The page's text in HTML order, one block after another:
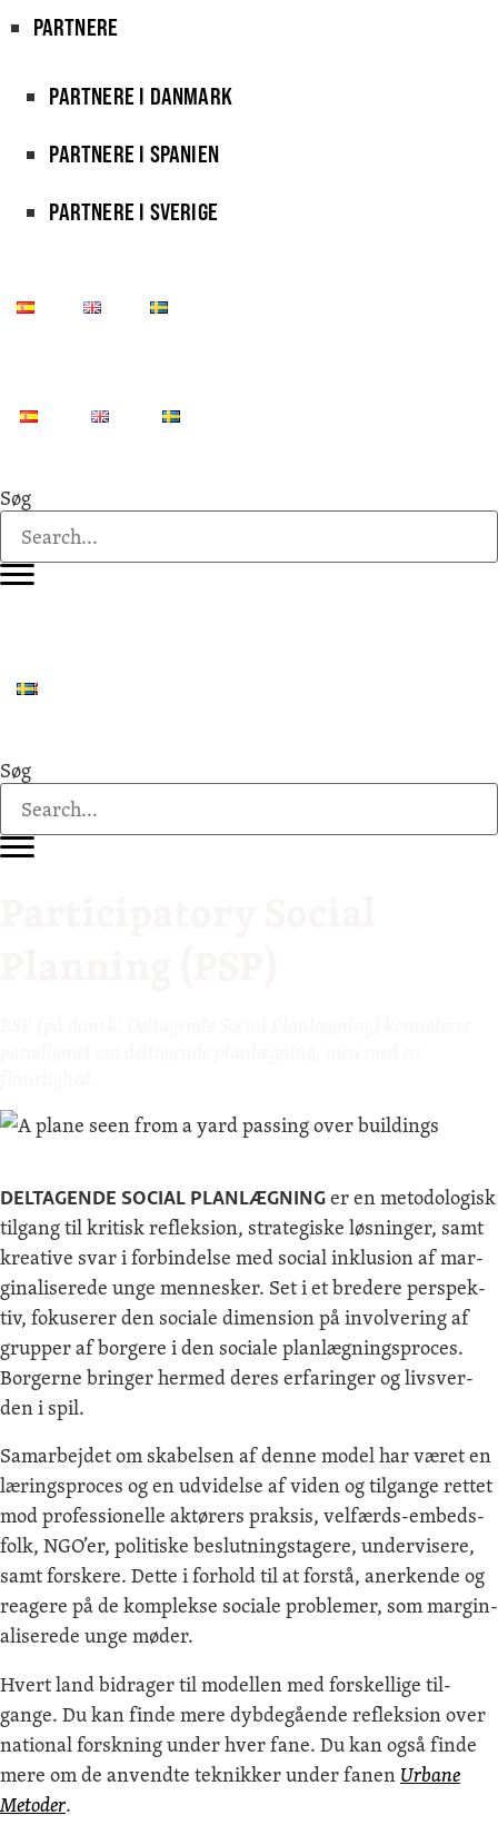
PARTNERE
PARTNERE I DANMARK
PARTNERE I SPANIEN
PARTNERE I SVERIGE
Søg
Søg
DELT­A­GENDE SOCIAL PLAN­LÆGN­INGer en metodol­o­gisk
til­gang til kri­tisk reflek­sion, strate­giske løs­ninger, samt
kreative svar i forbindelse med social inklu­sion af mar­
gin­alis­erede unge men­nesker. Set i et bredere per­spek­
tiv, fokuser­er den sociale dimen­sion på involver­ing af
grup­per af borg­ere i den sociale plan­lægn­ing­spro­ces.
Borg­erne bringer hermed deres erfaringer og livsver­
den i spil.
Samar­be­jdet om ska­belsen af denne mod­el har været en
læring­spro­ces og en udvidelse af viden og til­gange ret­tet
mod pro­fes­sionelle aktør­ers prak­sis, velfærds-embeds­
folk, NGO’er, poli­tiske beslut­ningstagere, under­vis­ere,
samt forskere. Dette i forhold til at forstå, anerk­ende og
rea­gere på de kom­plekse sociale prob­le­mer, som mar­gin­
alis­erede unge møder.
Hvert land bidrager til mod­ellen med forskel­lige til­
gange. Du kan finde mere dyb­degående reflek­sion over
nation­al forskn­ing under hver fane. Du kan også finde
mere om de anvendte teknikker under fanen Urbane
Metoder.